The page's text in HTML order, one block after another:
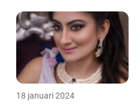
18 januari 2024